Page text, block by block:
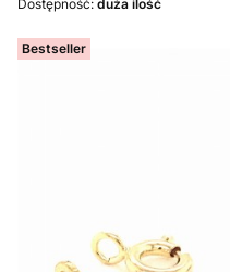
Dostępność: duża ilość
Bestseller